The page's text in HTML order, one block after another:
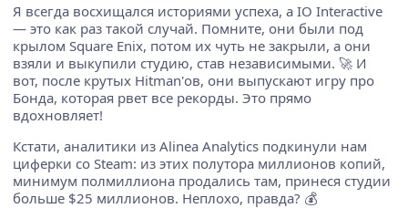
Я всегда восхищался историями успеха, а IO Interactive
— это как раз такой случай. Помните, они были под
крылом Square Enix, потом их чуть не закрыли, а они
взяли и выкупили студию, став независимыми. 🚀 И
вот, после крутых Hitman'ов, они выпускают игру про
Бонда, которая рвет все рекорды. Это прямо
вдохновляет!
Кстати, аналитики из Alinea Analytics подкинули нам
циферки со Steam: из этих полутора миллионов копий,
минимум полмиллиона продались там, принеся студии
больше $25 миллионов. Неплохо, правда? 💰